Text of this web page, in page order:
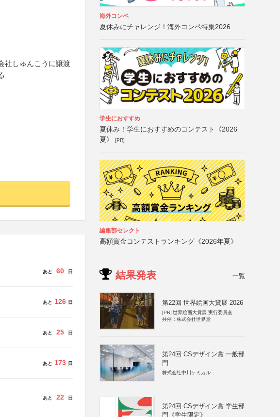
社しゅんこうに譲渡
あと 60 日
あと 126 日
あと 25 日
あと 173 日
あと 22 日
海外コンペ
夏休みにチャレンジ！海外コンペ特集2026
学生におすすめ
夏休み！学生におすすめのコンテスト《2026
夏》
[PR]
編集部セレクト
高額賞金コンテストランキング《2026年夏》
結果発表 一覧
第22回 世界絵画大賞展 2026
[PR] 世界絵画大賞展 実行委員会
共催：株式会社世界堂
第24回 CSデザイン賞 一般部
門
株式会社中川ケミカル
第24回 CSデザイン賞 学生部
門《学生限定》